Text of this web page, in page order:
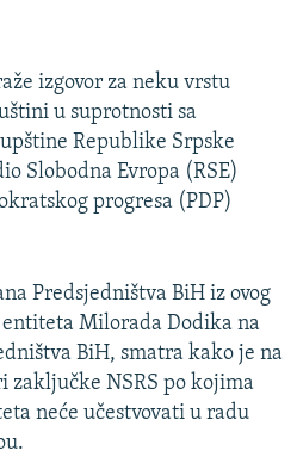
izgovor za neku vrstu
u suprotnosti sa
Republike Srpske
Slobodna Evropa (RSE)
progresa (PDP)
Predsjedništva BiH iz ovog
entiteta Milorada Dodika na
BiH, smatra kako je na
zaključke NSRS po kojima
neće učestvovati u radu